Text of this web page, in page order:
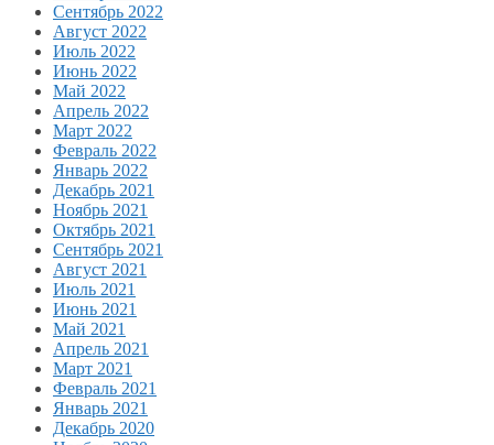
Сентябрь 2022
Август 2022
Июль 2022
Июнь 2022
Май 2022
Апрель 2022
Март 2022
Февраль 2022
Январь 2022
Декабрь 2021
Ноябрь 2021
Октябрь 2021
Сентябрь 2021
Август 2021
Июль 2021
Июнь 2021
Май 2021
Апрель 2021
Март 2021
Февраль 2021
Январь 2021
Декабрь 2020